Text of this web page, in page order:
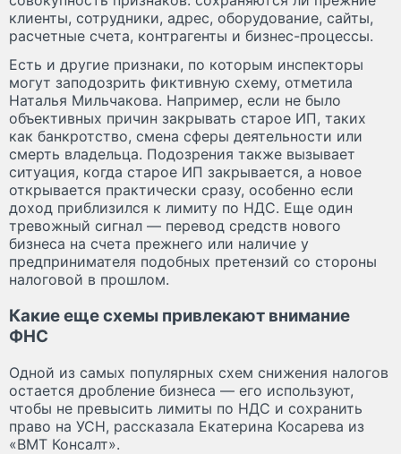
клиенты, сотрудники, адрес, оборудование, сайты,
расчетные счета, контрагенты и бизнес-процессы.
Есть и другие признаки, по которым инспекторы
могут заподозрить фиктивную схему, отметила
Наталья Мильчакова. Например, если не было
объективных причин закрывать старое ИП, таких
как банкротство, смена сферы деятельности или
смерть владельца. Подозрения также вызывает
ситуация, когда старое ИП закрывается, а новое
открывается практически сразу, особенно если
доход приблизился к лимиту по НДС. Еще один
тревожный сигнал — перевод средств нового
бизнеса на счета прежнего или наличие у
предпринимателя подобных претензий со стороны
налоговой в прошлом.
Какие еще схемы привлекают внимание
ФНС
Одной из самых популярных схем снижения налогов
остается дробление бизнеса — его используют,
чтобы не превысить лимиты по НДС и сохранить
право на УСН, рассказала Екатерина Косарева из
«ВМТ Консалт».